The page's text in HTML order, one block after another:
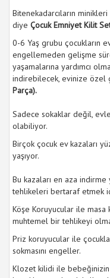
Bitenekadarcıların
diye Çocuk Emniyet Kilit
0-6 Yaş grubu çocukların
engellemeden gelişme
yaşamalarına yardımcı
indirebilecek, evinize özel
Parça).
Sadece sokaklar değil,
olabiliyor.
Birçok çocuk ev kazaları
yaşıyor.
Bu kazaları en aza
tehlikeleri bertaraf etmek
Köşe Koruyucular ile
muhtemel bir tehlikeyi
Priz koruyucular ile
sokmasını engeller.
Klozet kilidi ile bebeğinizin